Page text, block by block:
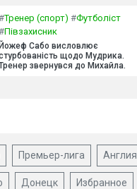
Тренер (спорт) #Футболіст
Півзахисник
Йожеф Сабо висловлює
щодо Мудрика.
звернувся до Михайла.
Премьер-лига Англия
Донецк Избранное